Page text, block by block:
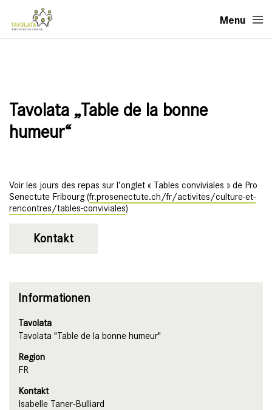
Menu
Tavolata „Table de la bonne
humeur“
Voir les jours des repas sur l’onglet « Tables conviviales » de Pro
Senectute Fribourg (fr.prosenectute.ch/fr/activites/culture-et-
rencontres/tables-conviviales)
Kontakt
Informationen
Tavolata
Tavolata "Table de la bonne humeur"
Region
FR
Kontakt
Isabelle Taner-Bulliard